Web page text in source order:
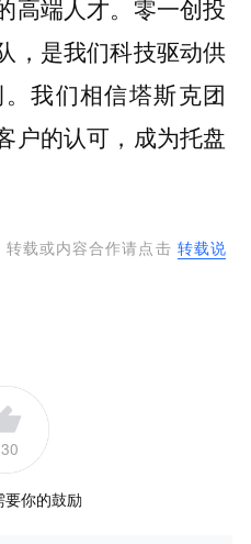
高端人才。零一创投
，是我们科技驱动供
我们相信塔斯克团
户的认可，成为托盘
转载或内容合作请点击 转载说
你的鼓励